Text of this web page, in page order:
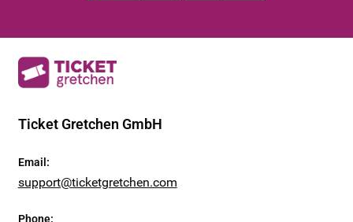
Ticket Gretchen GmbH
Email :
support@ticketgretchen.com
Phone: